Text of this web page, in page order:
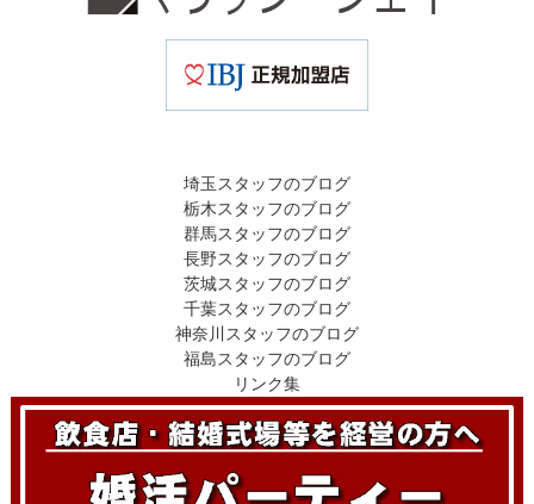
埼玉スタッフのブログ
栃木スタッフのブログ
群馬スタッフのブログ
長野スタッフのブログ
茨城スタッフのブログ
千葉スタッフのブログ
神奈川スタッフのブログ
福島スタッフのブログ
リンク集